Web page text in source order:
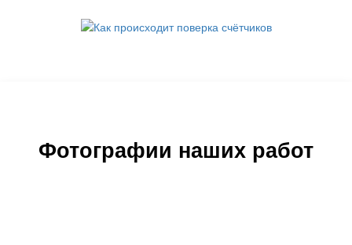
Поверка счётчиков воды
Фотографии наших работ